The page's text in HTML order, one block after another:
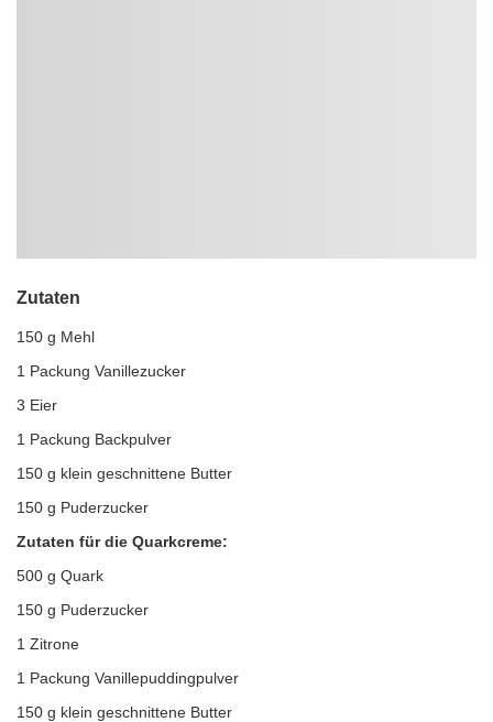
Zutaten
150 g Mehl
1 Packung Vanillezucker
3 Eier
1 Packung Backpulver
150 g klein geschnittene Butter
150 g Puderzucker
Zutaten für die Quarkcreme:
500 g Quark
150 g Puderzucker
1 Zitrone
1 Packung Vanillepuddingpulver
150 g klein geschnittene Butter